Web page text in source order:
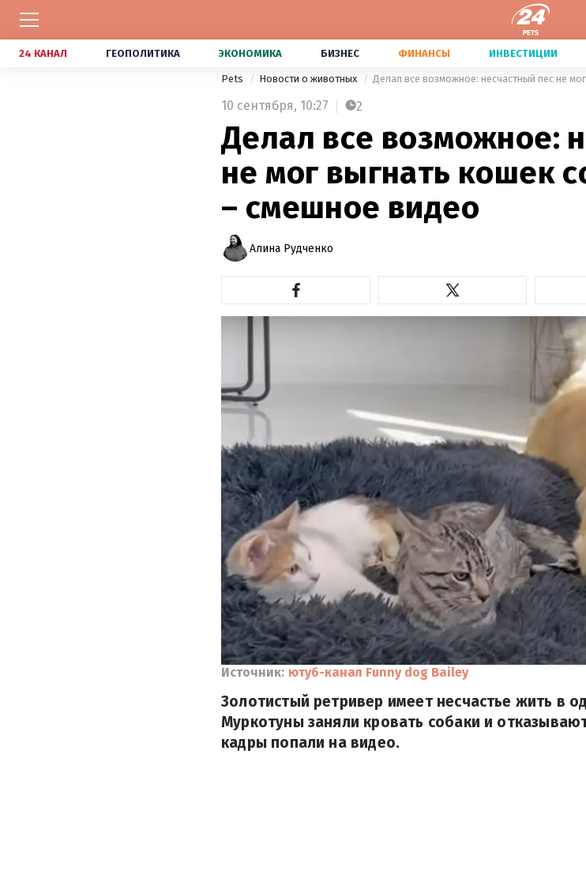
24 КАНАЛ ГЕОПОЛИТИКА ЭКОНОМИКА БИЗНЕС ФИНАНСЫ ИНВЕСТИЦИИ
Pets Новости о животных Делал все возможное: несчастный пес не
10 сентября, 10:27 2
Делал все возможное:
не мог выгнать кошек
– смешное видео
Алина Рудченко
Источник: ютуб-канал Funny dog Bailey
Золотистый ретривер имеет несчастье жить в
Муркотуны заняли кровать собаки и
кадры попали на видео.